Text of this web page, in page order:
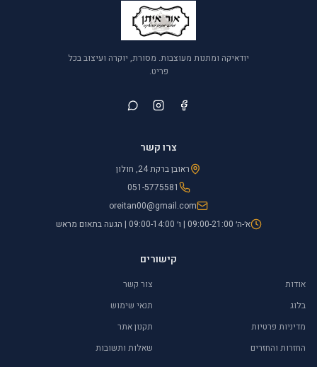
יודאיקה ומתנות מעוצבות. מסורת, יוקרה ועיצוב בכל
פריט.
צרו קשר
ראובן ברקת 24, חולון
051-5775581
oreitan00@gmail.com
א׳-ה׳ 09:00-21:00 | ו׳ 09:00-14:00 | הגעה בתאום מראש
קישורים
אודות
צור קשר
בלוג
תנאי שימוש
מדיניות פרטיות
תקנון אתר
החזרות והחזרים
שאלות ותשובות